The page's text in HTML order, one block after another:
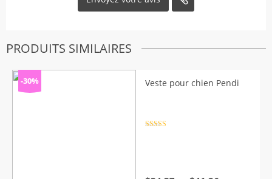
PRODUITS SIMILAIRES
-30% Veste pour chien Pendi